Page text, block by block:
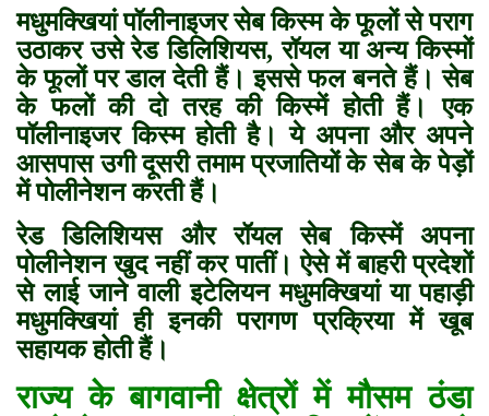
मधुमक्खियां पॉलीनाइजर सेब किस्म के फूलों से पराग
उठाकर उसे रेड डिलिशियस,रॉयल या अन्य किस्मों
के फूलों पर डाल देती हैं। इससे फल बनते हैं। सेब
के फलों की दो तरह की किस्में होती हैं। एक
पॉलीनाइजर किस्म होती है। ये अपना और अपने
आसपास उगी दूसरी तमाम प्रजातियों के सेब के पेड़ों
में पोलीनेशन करती हैं।
रेड डिलिशियस और रॉयल सेब किस्में अपना
पोलीनेशन खुद नहीं कर पातीं। ऐसे में बाहरी प्रदेशों
से लाई जाने वाली इटेलियन मधुमक्खियां या पहाड़ी
मधुमक्खियां ही इनकी परागण प्रक्रिया में खूब
सहायक होती हैं।
राज्य के बागवानी क्षेत्रों में मौसम ठंडा